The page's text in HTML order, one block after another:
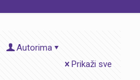
Autorima
Prikaži sve